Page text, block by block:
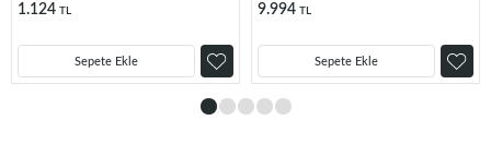
1.124 TL
Sepete Ekle
9.994 TL
Sepete Ekle